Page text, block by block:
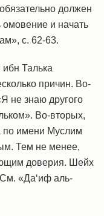
должен
и начать
с. 62-63.
ибн Талька
причин. Во-
не знаю другого
Во-вторых,
по имени Муслим
Тем не менее,
доверия. Шейх
«Да‘иф аль-